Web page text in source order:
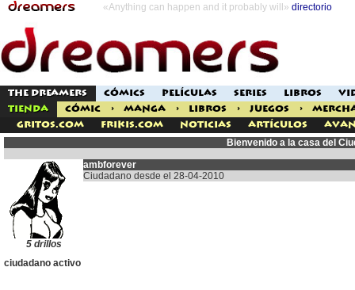
«Anything can happen and it probably will» directorio
THE DREAMERS CÓMICS PELÍCULAS SERIES LIBROS
TIENDA
CÓMIC > MANGA > LIBROS > JUEGOS >
Gritos.com
Frikis.com Noticias Artículos
Bienvenido a la casa del
5 drillos
ambforever
Ciudadano desde el 28-04-2010
ciudadano activo